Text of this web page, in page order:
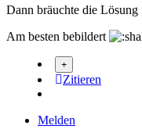
Dann bräuchte die Lösung
Am besten bebildert
Zitieren
Melden